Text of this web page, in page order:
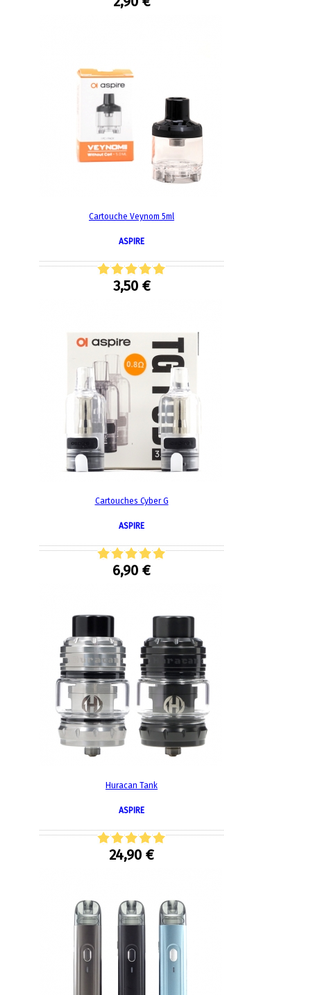
Cartouche Veynom 5ml
ASPIRE
3,50 €
Cartouches Cyber G
ASPIRE
6,90 €
Huracan Tank
ASPIRE
24,90 €